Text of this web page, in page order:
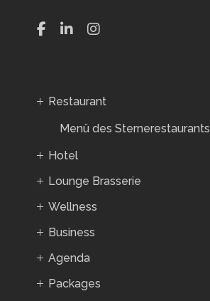
Restaurant
Menü des Sternerestaurants
Hotel
Lounge Brasserie
Wellness
Business
Agenda
Packages